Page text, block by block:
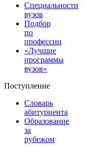
Специальности
вузов
Подбор
по
профессии
«Лучшие
программы
вузов»
Поступление
Словарь
абитуриента
Образование
за
рубежом